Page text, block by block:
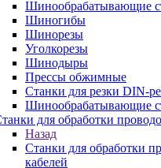
Шинообрабатывающие
Шиногибы
Шинорезы
Уголкорезы
Шинодыры
Прессы обжимные
Станки для резки DIN-
Шинообрабатывающие
для обработки
Назад
Станки для обработки
кабелей